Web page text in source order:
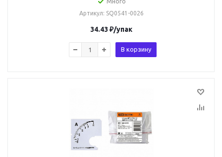
Артикул: SQ0541-0026
34.43 ₽/упак
В корзину